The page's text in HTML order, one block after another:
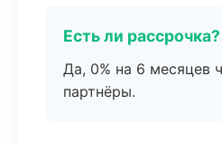
Есть ли рассрочка?
Да, 0% на 6 месяцев
партнёры.